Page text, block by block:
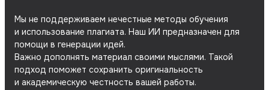
Мы не поддерживаем нечестные методы обучения
и использование плагиата. Наш ИИ предназначен для
помощи в генерации идей.
Важно дополнять материал своими мыслями. Такой
подход поможет сохранить оригинальность
и академическую честность вашей работы.